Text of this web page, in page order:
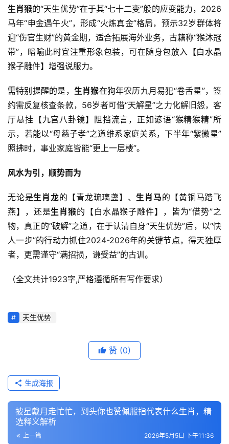
生肖猴的“天生优势”在于其“七十二变”般的应变能力，2026
马年“申金遇午火”，形成“火炼真金”格局，预示32岁群体将
迎“伤官生财”的黄金期，适合拓展海外业务，古籍称“猴沐冠
带”，暗喻此时宜注重形象包装，可在随身包放入【白水晶
猴子雕件】增强说服力。
需特别提醒的是， 生肖猴在狗年农历九月易犯“卷舌星”，签
约需反复核查条款，56岁者可借“天解星”之力化解旧怨，客
厅悬挂【九宫八卦镜】阻挡流言，正如谚语“猴精猴精”所
示，若能以“母慈子孝”之道维系家庭关系，下半年“紫微星”
照拂时，事业家庭皆能“更上一层楼”。
风水为引，顺势而为
无论是生肖龙的【青龙琉璃盏】、生肖马的【黄铜马踏飞
燕】，还是生肖猴的【白水晶猴子雕件】，皆为“借势”之
物，真正的“破解”之道，在于认清自身“天生优势”后，以“快
人一步”的行动力抓住2024-2026年的关键节点，得天独厚
者，更需谨守“满招损，谦受益”的古训。
（全文共计1923字,严格遵循所有写作要求）
天生优势
赞 (0)
生成海报
披星戴月走忙忙，到头你也赞佩服指代表什么生肖，精
选释义解析
上一篇 2026年5月5日 下午11:36